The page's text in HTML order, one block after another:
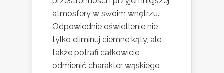
atmosfery w swoim wnętrzu.
Odpowiednie oświetlenie nie
tylko eliminuj ciemne kąty, ale
także potrafi całkowicie
odmienić charakter wąskiego